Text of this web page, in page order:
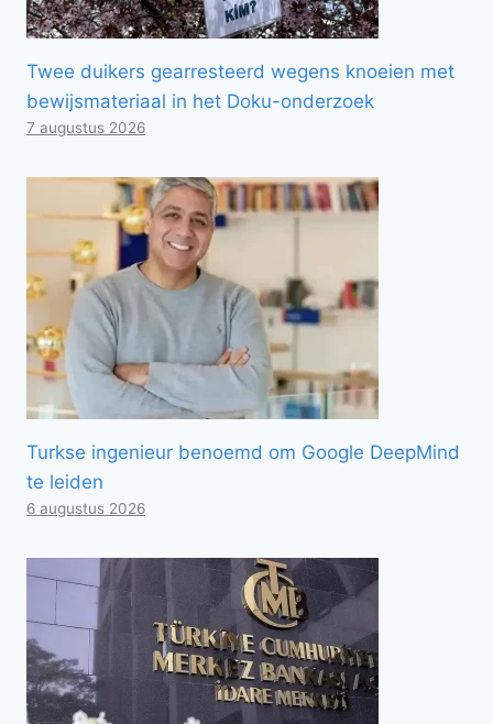
Twee duikers gearresteerd wegens knoeien met
bewijsmateriaal in het Doku-onderzoek
7 augustus 2026
Turkse ingenieur benoemd om Google DeepMind
te leiden
6 augustus 2026